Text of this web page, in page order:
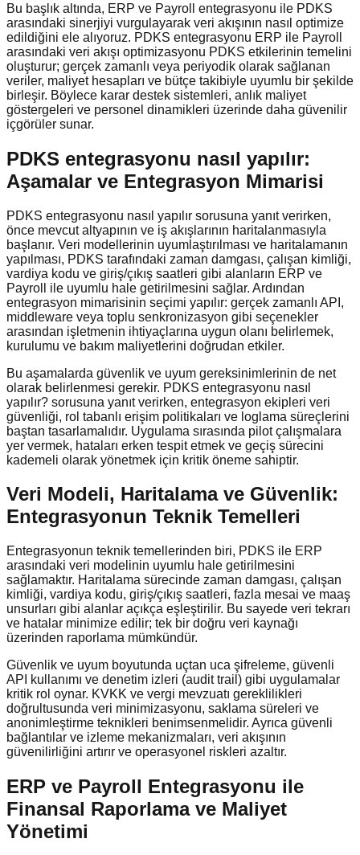
Bu başlık altında, ERP ve Payroll entegrasyonu ile PDKS
arasındaki sinerjiyi vurgulayarak veri akışının nasıl optimize
edildiğini ele alıyoruz. PDKS entegrasyonu ERP ile Payroll
arasındaki veri akışı optimizasyonu PDKS etkilerinin temelini
oluşturur; gerçek zamanlı veya periyodik olarak sağlanan
veriler, maliyet hesapları ve bütçe takibiyle uyumlu bir şekilde
birleşir. Böylece karar destek sistemleri, anlık maliyet
göstergeleri ve personel dinamikleri üzerinde daha güvenilir
içgörüler sunar.
PDKS entegrasyonu nasıl yapılır:
Aşamalar ve Entegrasyon Mimarisi
PDKS entegrasyonu nasıl yapılır sorusuna yanıt verirken,
önce mevcut altyapının ve iş akışlarının haritalanmasıyla
başlanır. Veri modellerinin uyumlaştırılması ve haritalamanın
yapılması, PDKS tarafındaki zaman damgası, çalışan kimliği,
vardiya kodu ve giriş/çıkış saatleri gibi alanların ERP ve
Payroll ile uyumlu hale getirilmesini sağlar. Ardından
entegrasyon mimarisinin seçimi yapılır: gerçek zamanlı API,
middleware veya toplu senkronizasyon gibi seçenekler
arasından işletmenin ihtiyaçlarına uygun olanı belirlemek,
kurulumu ve bakım maliyetlerini doğrudan etkiler.
Bu aşamalarda güvenlik ve uyum gereksinimlerinin de net
olarak belirlenmesi gerekir. PDKS entegrasyonu nasıl
yapılır? sorusuna yanıt verirken, entegrasyon ekipleri veri
güvenliği, rol tabanlı erişim politikaları ve loglama süreçlerini
baştan tasarlamalıdır. Uygulama sırasında pilot çalışmalara
yer vermek, hataları erken tespit etmek ve geçiş sürecini
kademeli olarak yönetmek için kritik öneme sahiptir.
Veri Modeli, Haritalama ve Güvenlik:
Entegrasyonun Teknik Temelleri
Entegrasyonun teknik temellerinden biri, PDKS ile ERP
arasındaki veri modelinin uyumlu hale getirilmesini
sağlamaktır. Haritalama sürecinde zaman damgası, çalışan
kimliği, vardiya kodu, giriş/çıkış saatleri, fazla mesai ve maaş
unsurları gibi alanlar açıkça eşleştirilir. Bu sayede veri tekrarı
ve hatalar minimize edilir; tek bir doğru veri kaynağı
üzerinden raporlama mümkündür.
Güvenlik ve uyum boyutunda uçtan uca şifreleme, güvenli
API kullanımı ve denetim izleri (audit trail) gibi uygulamalar
kritik rol oynar. KVKK ve vergi mevzuatı gereklilikleri
doğrultusunda veri minimizasyonu, saklama süreleri ve
anonimleştirme teknikleri benimsenmelidir. Ayrıca güvenli
bağlantılar ve izleme mekanizmaları, veri akışının
güvenilirliğini artırır ve operasyonel riskleri azaltır.
ERP ve Payroll Entegrasyonu ile
Finansal Raporlama ve Maliyet
Yönetimi